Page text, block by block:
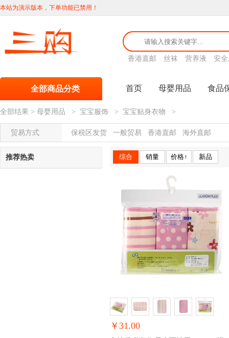
本站为演示版本，下单功能已禁用！
香港直邮 丝袜 营养液 安
全部商品分类 首页 母婴用品 食品
全部结果 > 母婴用品 > 宝宝服饰 > 宝宝贴身衣物 >
贸易方式 保税区发货 一般贸易 香港直邮 海外直邮
推荐热卖 综合 销量 价格↑ 新品
￥31.00